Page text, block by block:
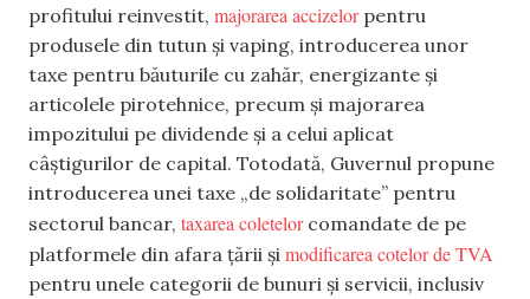
profitului reinvestit, majorarea accizelorpentru
produsele din tutun și vaping, introducerea unor
taxe pentru băuturile cu zahăr, energizante și
articolele pirotehnice, precum și majorarea
impozitului pe dividende și a celui aplicat
câștigurilor de capital. Totodată, Guvernul propune
introducerea unei taxe „de solidaritate” pentru
sectorul bancar, taxarea coletelorcomandate de pe
platformele din afara țării și modificarea cotelor de TVA
pentru unele categorii de bunuri și servicii, inclusiv